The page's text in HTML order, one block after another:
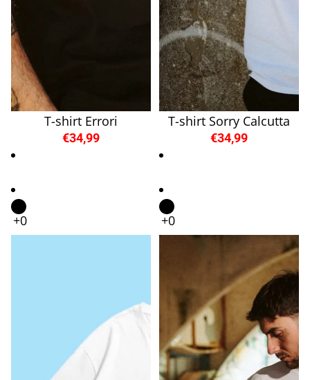
T-shirt Errori
€34,99
T-shirt Sorry Calcutta
€34,99